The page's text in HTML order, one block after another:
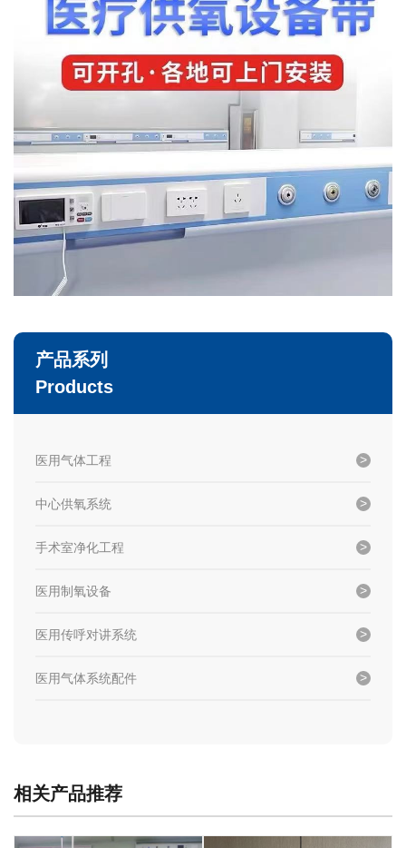
产品系列
Products
医用气体工程
中心供氧系统
手术室净化工程
医用制氧设备
医用传呼对讲系统
医用气体系统配件
相关产品推荐